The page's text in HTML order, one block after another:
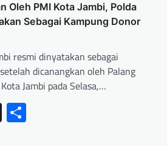
Oleh PMI Kota Jambi, Polda
Sebagai Kampung Donor
resmi dinyatakan sebagai
dicanangkan oleh Palang
Jambi pada Selasa,…
X